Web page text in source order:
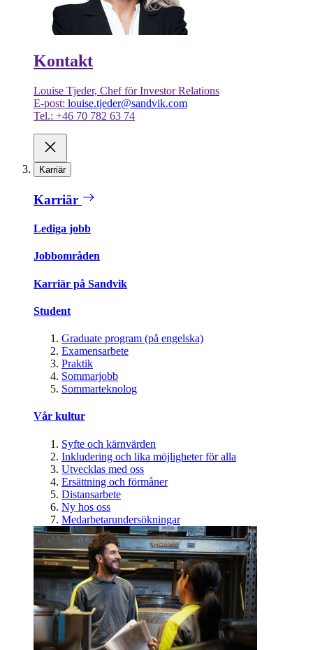
Kontakt
Louise Tjeder, Chef för Investor Relations
E-post: louise.tjeder@sandvik.com
Tel.: +46 70 782 63 74
Karriär
Karriär
Lediga jobb
Jobbområden
Karriär på Sandvik
Student
Graduate program (på engelska)
Examensarbete
Praktik
Sommarjobb
Sommarteknolog
Vår kultur
Syfte och kärnvärden
Inkludering och lika möjligheter för alla
Utvecklas med oss
Ersättning och förmåner
Distansarbete
Ny hos oss
Medarbetarundersökningar